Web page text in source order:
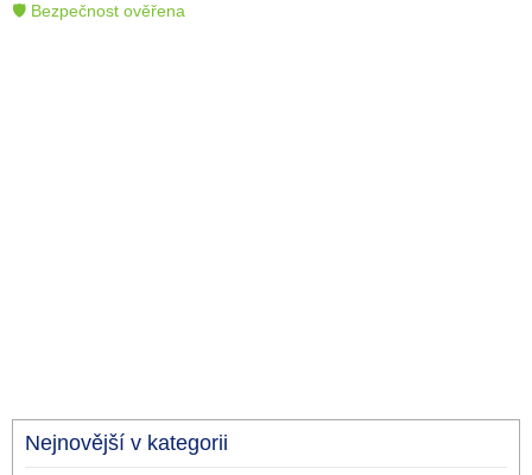
🛡 Bezpečnost ověřena
Nejnovější v kategorii